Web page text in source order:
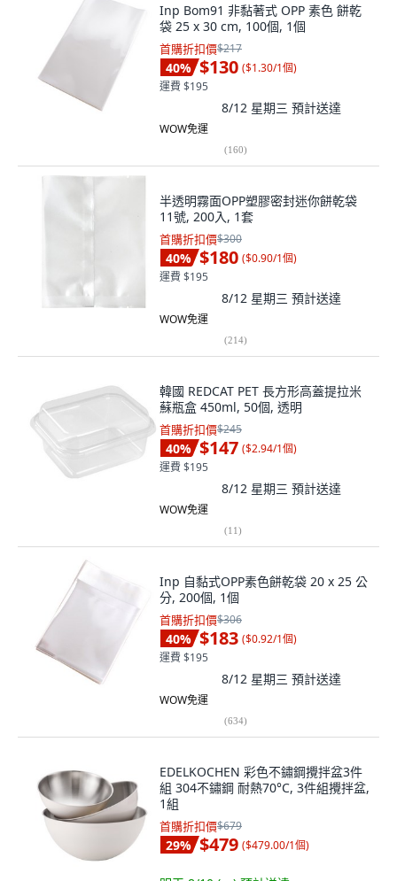
Inp Bom91 非黏著式 OPP 素色 餅乾
袋 25 x 30 cm, 100個, 1個
首購折扣價$217
40% $130 ($1.30/1個)
運費 $195
8/12 星期三 預計送達
WOW免運
(160)
半透明霧面OPP塑膠密封迷你餅乾袋
11號, 200入, 1套
首購折扣價$300
40% $180 ($0.90/1個)
運費 $195
8/12 星期三 預計送達
WOW免運
(214)
韓國 REDCAT PET 長方形高蓋提拉米
蘇瓶盒 450ml, 50個, 透明
首購折扣價$245
40% $147 ($2.94/1個)
運費 $195
8/12 星期三 預計送達
WOW免運
(11)
Inp 自黏式OPP素色餅乾袋 20 x 25 公
分, 200個, 1個
首購折扣價$306
40% $183 ($0.92/1個)
運費 $195
8/12 星期三 預計送達
WOW免運
(634)
EDELKOCHEN 彩色不鏽鋼攪拌盆3件
組 304不鏽鋼 耐熱70°C, 3件組攪拌盆,
1組
首購折扣價$679
29% $479 ($479.00/1個)